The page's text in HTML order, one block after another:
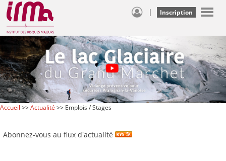
| Inscription
Accueil >>Actualité >> Emplois / Stages
Abonnez-vous au flux d'actualité